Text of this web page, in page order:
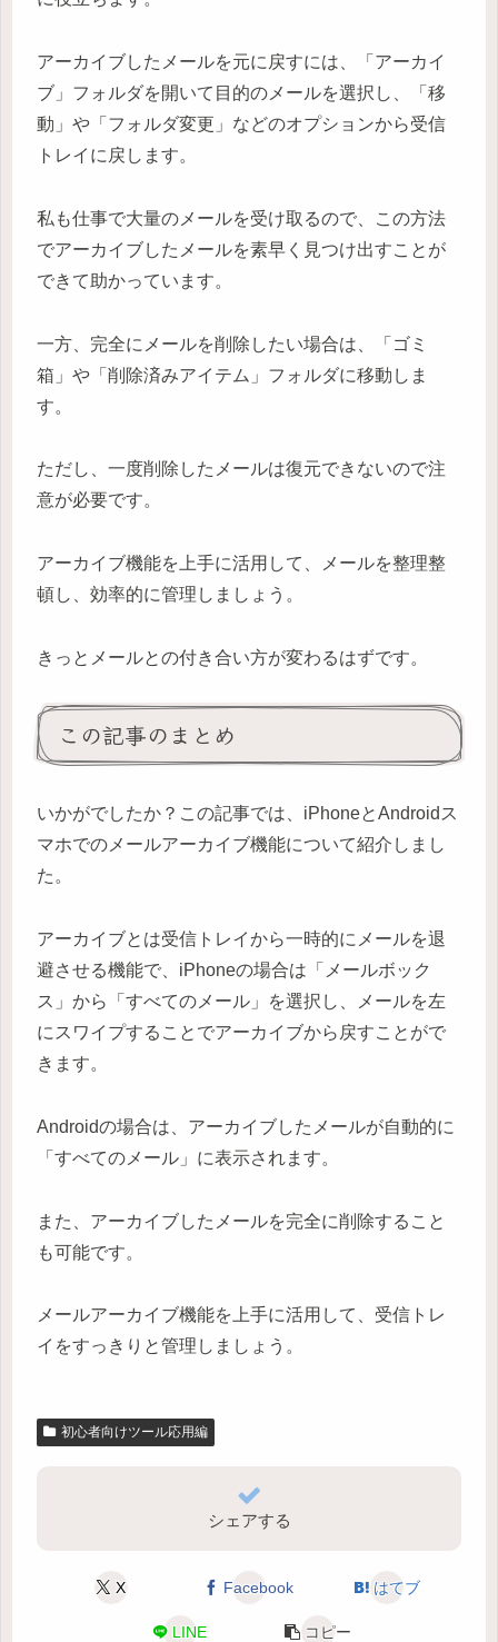
アーカイブしたメールを元に戻すには、「アーカイ
ブ」フォルダを開いて目的のメールを選択し、「移
動」や「フォルダ変更」などのオプションから受信
トレイに戻します。
私も仕事で大量のメールを受け取るので、この方法
でアーカイブしたメールを素早く見つけ出すことが
できて助かっています。
一方、完全にメールを削除したい場合は、「ゴミ
箱」や「削除済みアイテム」フォルダに移動しま
す。
ただし、一度削除したメールは復元できないので注
意が必要です。
アーカイブ機能を上手に活用して、メールを整理整
頓し、効率的に管理しましょう。
きっとメールとの付き合い方が変わるはずです。
この記事のまとめ
いかがでしたか？この記事では、iPhoneとAndroidス
マホでのメールアーカイブ機能について紹介しまし
た。
アーカイブとは受信トレイから一時的にメールを退
避させる機能で、iPhoneの場合は「メールボック
ス」から「すべてのメール」を選択し、メールを左
にスワイプすることでアーカイブから戻すことがで
きます。
Androidの場合は、アーカイブしたメールが自動的に
「すべてのメール」に表示されます。
また、アーカイブしたメールを完全に削除すること
も可能です。
メールアーカイブ機能を上手に活用して、受信トレ
イをすっきりと管理しましょう。
初心者向けツール応用編
シェアする
X Facebook はてブ
LINE コピー